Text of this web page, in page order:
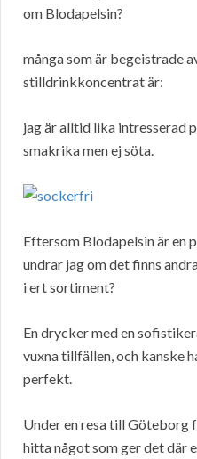
om Blodapelsin?
många som är begeistrade
stilldrinkkoncentrat är:
jag är alltid lika intresserad
smakrika men ej söta.
Eftersom Blodapelsin är en
undrar jag om det finns
i ert sortiment?
En drycker med en
vuxna tillfällen, och kanske
perfekt.
Under en resa till Göteborg
hitta något som ger det där